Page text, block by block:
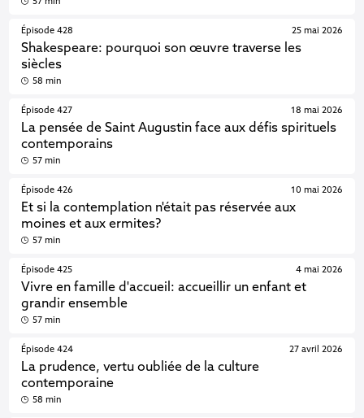
57 min
Épisode 428
Shakespeare: pourquoi son œuvre traverse les
siècles
25 mai 2026
58 min
Épisode 427
La pensée de Saint Augustin face aux défis spirituels
contemporains
18 mai 2026
57 min
Épisode 426
Et si la contemplation n'était pas réservée aux
moines et aux ermites?
10 mai 2026
57 min
Épisode 425
Vivre en famille d'accueil: accueillir un enfant et
grandir ensemble
4 mai 2026
57 min
Épisode 424
La prudence, vertu oubliée de la culture
contemporaine
27 avril 2026
58 min